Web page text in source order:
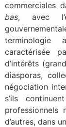
commerciales
bas, avec
terminologie
caractérisée
d’intérêts
diasporas,
négociation
s’ils
professionnels
d’autres, dans